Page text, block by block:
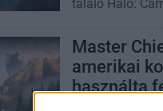
tálaló Halo:
Master
amerikai
használta